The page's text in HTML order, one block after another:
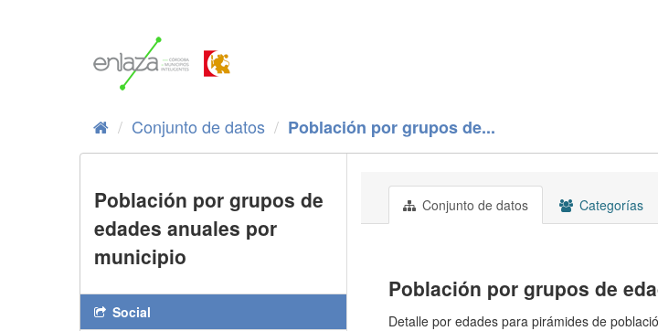
Conjunto de datos Población por grupos de...
Población por grupos de
edades anuales por
municipio
Social
Conjunto de datos Categorías
Población por grupos de
Detalle por edades para pirámides de